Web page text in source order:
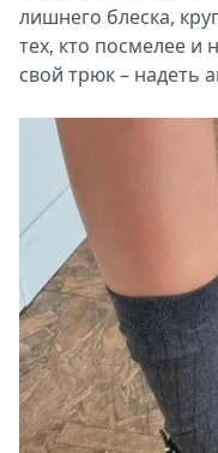
лишнего блеска,
тех, кто посмелее и
свой трюк – надеть